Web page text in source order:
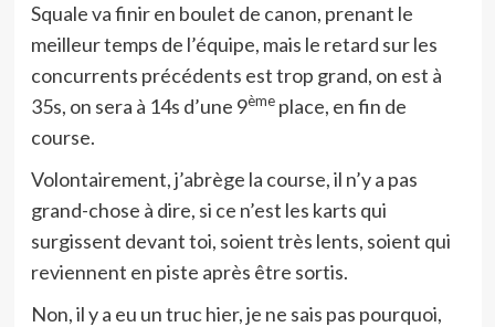
Squale va finir en boulet de canon, prenant le
meilleur temps de l’équipe, mais le retard sur les
concurrents précédents est trop grand, on est à
35s, on sera à 14s d’une 9èmeplace, en fin de
course.
Volontairement, j’abrège la course, il n’y a pas
grand-chose à dire, si ce n’est les karts qui
surgissent devant toi, soient très lents, soient qui
reviennent en piste après être sortis.
Non, il y a eu un truc hier, je ne sais pas pourquoi,